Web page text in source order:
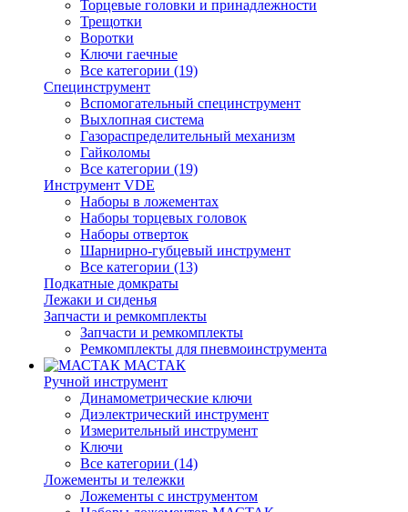
Торцевые головки и принадлежности
Трещотки
Воротки
Ключи гаечные
Все категории (19)
Специнструмент
Вспомогательный специнструмент
Выхлопная система
Газораспределительный механизм
Гайколомы
Все категории (19)
Инструмент VDE
Наборы в ложементах
Наборы торцевых головок
Наборы отверток
Шарнирно-губцевый инструмент
Все категории (13)
Подкатные домкраты
Лежаки и сиденья
Запчасти и ремкомплекты
Запчасти и ремкомплекты
Ремкомплекты для пневмоинструмента
МАСТАК
Ручной инструмент
Динамометрические ключи
Диэлектрический инструмент
Измерительный инструмент
Ключи
Все категории (14)
Ложементы и тележки
Ложементы с инструментом